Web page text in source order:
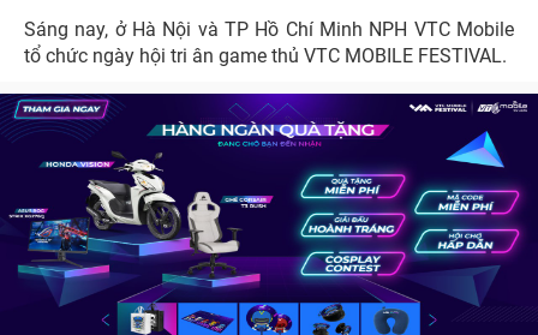
Sáng nay, ở Hà Nội và TP Hồ Chí Minh NPH VTC Mobile
tổ chức ngày hội tri ân game thủ VTC MOBILE FESTIVAL.